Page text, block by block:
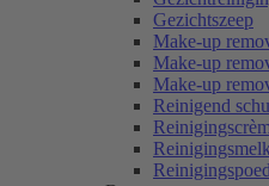
Gezichtszeep
Make-up
Make-up
Make-up
Reinigend
Reinigingsmelk